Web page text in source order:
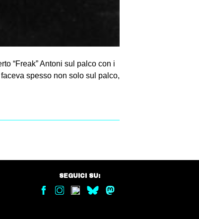
“Freak” Antoni sul palco con i
spesso non solo sul palco,
SEGUICI SU: